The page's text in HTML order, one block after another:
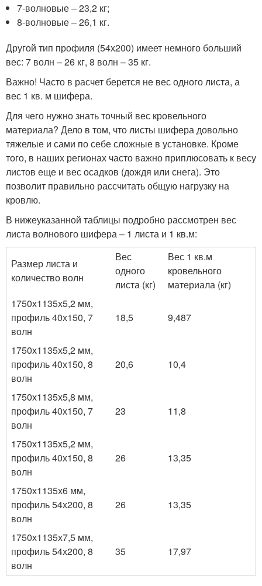
7-волновые – 23,2 кг;
8-волновые – 26,1 кг.
Другой тип профиля (54х200) имеет немного больший
вес: 7 волн – 26 кг, 8 волн – 35 кг.
Важно! Часто в расчет берется не вес одного листа, а
вес 1 кв. м шифера.
Для чего нужно знать точный вес кровельного
материала? Дело в том, что листы шифера довольно
тяжелые и сами по себе сложные в установке. Кроме
того, в наших регионах часто важно приплюсовать к весу
листов еще и вес осадков (дождя или снега). Это
позволит правильно рассчитать общую нагрузку на
кровлю.
В нижеуказанной таблицы подробно рассмотрен вес
листа волнового шифера – 1 листа и 1 кв.м:
Размер листа и
количество волн
Вес
одного
листа (кг)
Вес 1 кв.м
кровельного
материала (кг)
1750х1135х5,2 мм,
профиль 40х150, 7
волн
18,5 9,487
1750х1135х5,2 мм,
профиль 40х150, 8
волн
20,6 10,4
1750х1135х5,8 мм,
профиль 40х150, 7
волн
23 11,8
1750х1135х5,2 мм,
профиль 40х150, 8
волн
26 13,35
1750х1135х6 мм,
профиль 54х200, 8
волн
26 13,35
1750х1135х7,5 мм,
профиль 54х200, 8
волн
35 17,97